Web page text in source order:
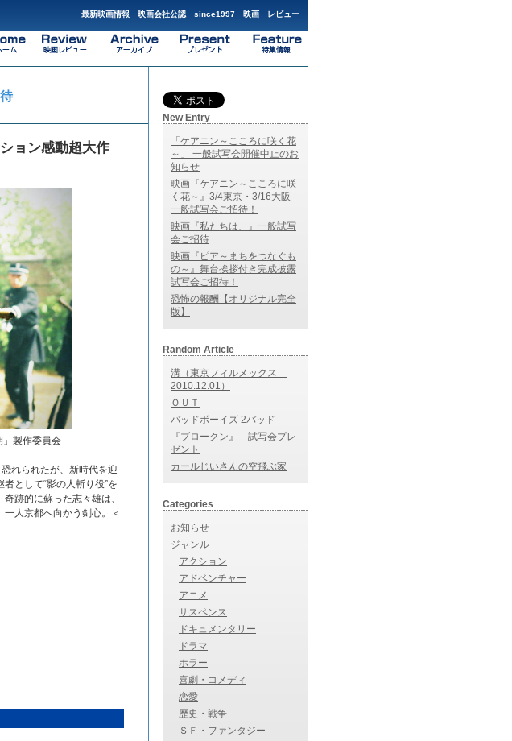
最新映画情報 映画会社公認 since1997 映画 レビュー
ョン感動超大作
製作委員会
れられたが、新時代を迎
として“影の人斬り役”を
跡的に蘇った志々雄は、
人京都へ向かう剣心。＜
New Entry
「ケアニン～こころに咲く花
～」 一般試写会開催中止のお
知らせ
映画『ケアニン～こころに咲
く花～』3/4東京・3/16大阪
一般試写会ご招待！
映画『私たちは、』一般試写
会ご招待
映画『ピア～まちをつなぐも
の～』舞台挨拶付き完成披露
試写会ご招待！
恐怖の報酬【オリジナル完全
版】
Random Article
溝（東京フィルメックス
2010.12.01）
ＯＵＴ
バッドボーイズ 2バッド
『ブロークン』 試写会プレ
ゼント
カールじいさんの空飛ぶ家
Categories
お知らせ
ジャンル
アクション
アドベンチャー
アニメ
サスペンス
ドキュメンタリー
ドラマ
ホラー
喜劇・コメディ
恋愛
歴史・戦争
ＳＦ・ファンタジー